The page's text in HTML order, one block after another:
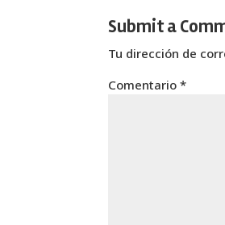
Submit a
Tu dirección de
Comentario*